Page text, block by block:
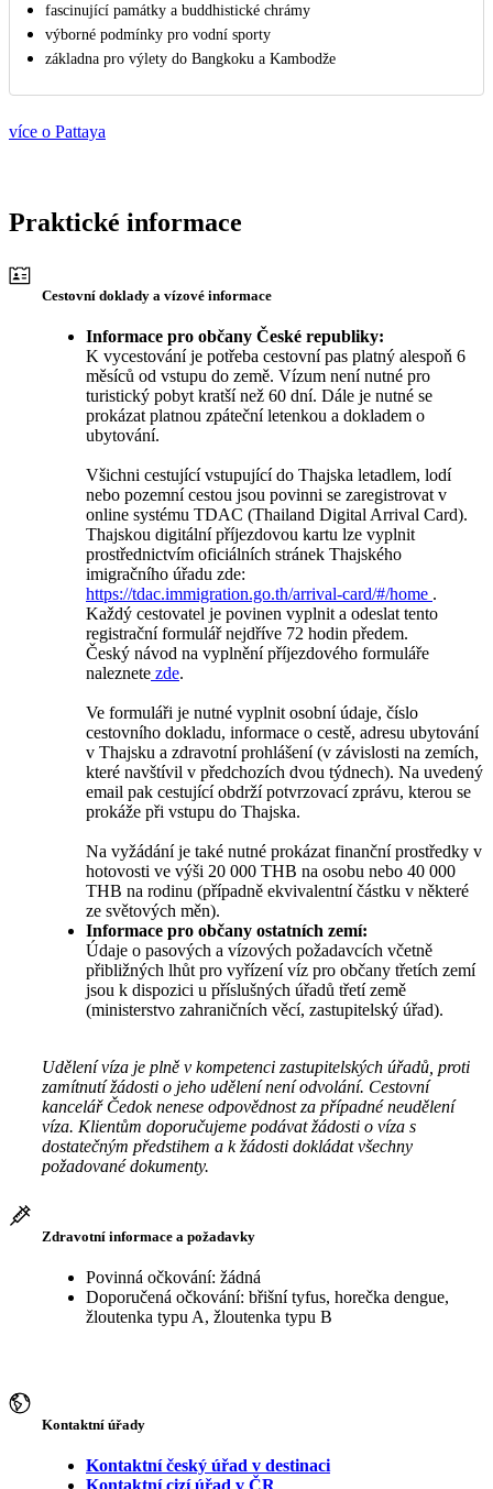
fascinující památky a buddhistické chrámy
výborné podmínky pro vodní sporty
základna pro výlety do Bangkoku a Kambodže
více o Pattaya
Praktické informace
Cestovní doklady a vízové informace
Informace pro občany České republiky:
K vycestování je potřeba cestovní pas platný alespoň 6
měsíců od vstupu do země. Vízum není nutné pro
turistický pobyt kratší než 60 dní. Dále je nutné se
prokázat platnou zpáteční letenkou a dokladem o
ubytování.
Všichni cestující vstupující do Thajska letadlem, lodí
nebo pozemní cestou jsou povinni se zaregistrovat v
online systému TDAC (Thailand Digital Arrival Card).
Thajskou digitální příjezdovou kartu lze vyplnit
prostřednictvím oficiálních stránek Thajského
imigračního úřadu zde:
https://tdac.immigration.go.th/arrival-card/#/home .
Každý cestovatel je povinen vyplnit a odeslat tento
registrační formulář nejdříve 72 hodin předem.
Český návod na vyplnění příjezdového formuláře
naleznete zde.
Ve formuláři je nutné vyplnit osobní údaje, číslo
cestovního dokladu, informace o cestě, adresu ubytování
v Thajsku a zdravotní prohlášení (v závislosti na zemích,
které navštívil v předchozích dvou týdnech). Na uvedený
email pak cestující obdrží potvrzovací zprávu, kterou se
prokáže při vstupu do Thajska.
Na vyžádání je také nutné prokázat finanční prostředky v
hotovosti ve výši 20 000 THB na osobu nebo 40 000
THB na rodinu (případně ekvivalentní částku v některé
ze světových měn).
Informace pro občany ostatních zemí:
Údaje o pasových a vízových požadavcích včetně
přibližných lhůt pro vyřízení víz pro občany třetích zemí
jsou k dispozici u příslušných úřadů třetí země
(ministerstvo zahraničních věcí, zastupitelský úřad).
Udělení víza je plně v kompetenci zastupitelských úřadů, proti
zamítnutí žádosti o jeho udělení není odvolání. Cestovní
kancelář Čedok nenese odpovědnost za případné neudělení
víza. Klientům doporučujeme podávat žádosti o víza s
dostatečným předstihem a k žádosti dokládat všechny
požadované dokumenty.
Zdravotní informace a požadavky
Povinná očkování: žádná
Doporučená očkování: břišní tyfus, horečka dengue,
žloutenka typu A, žloutenka typu B
Kontaktní úřady
Kontaktní český úřad v destinaci
Kontaktní cizí úřad v ČR